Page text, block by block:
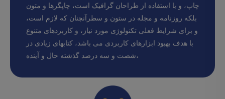
چاپ، و با استفاده از طراحان گرافیک است، چاپگرها و متون
بلکه روزنامه و مجله در ستون و سطرآنچنان که لازم است،
و برای شرایط فعلی تکنولوژی مورد نیاز، و کاربردهای متنوع
با هدف بهبود ابزارهای کاربردی می باشد، کتابهای زیادی در
شصت و سه درصد گذشته حال و آینده،